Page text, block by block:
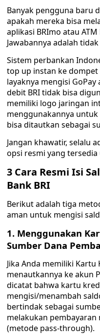
Banyak pengguna baru
apakah mereka bisa
aplikasi BRImo atau
Jawabannya adalah
Sistem perbankan
top up instan ke
layaknya mengisi
debit BRI tidak bisa
memiliki logo jaringan
menggunakannya
bisa ditautkan sebagai
Jangan khawatir, selalu
opsi resmi yang tersedia
3 Cara Resmi Isi
Bank BRI
Berikut adalah tiga
aman untuk mengisi
1. Menggunakan
Sumber Dana
Jika Anda memiliki Kartu
menautkannya ke akun
dicatat bahwa kartu
mengisi/menambah
bertindak sebagai
melakukan pembayaran
(metode pass-through).